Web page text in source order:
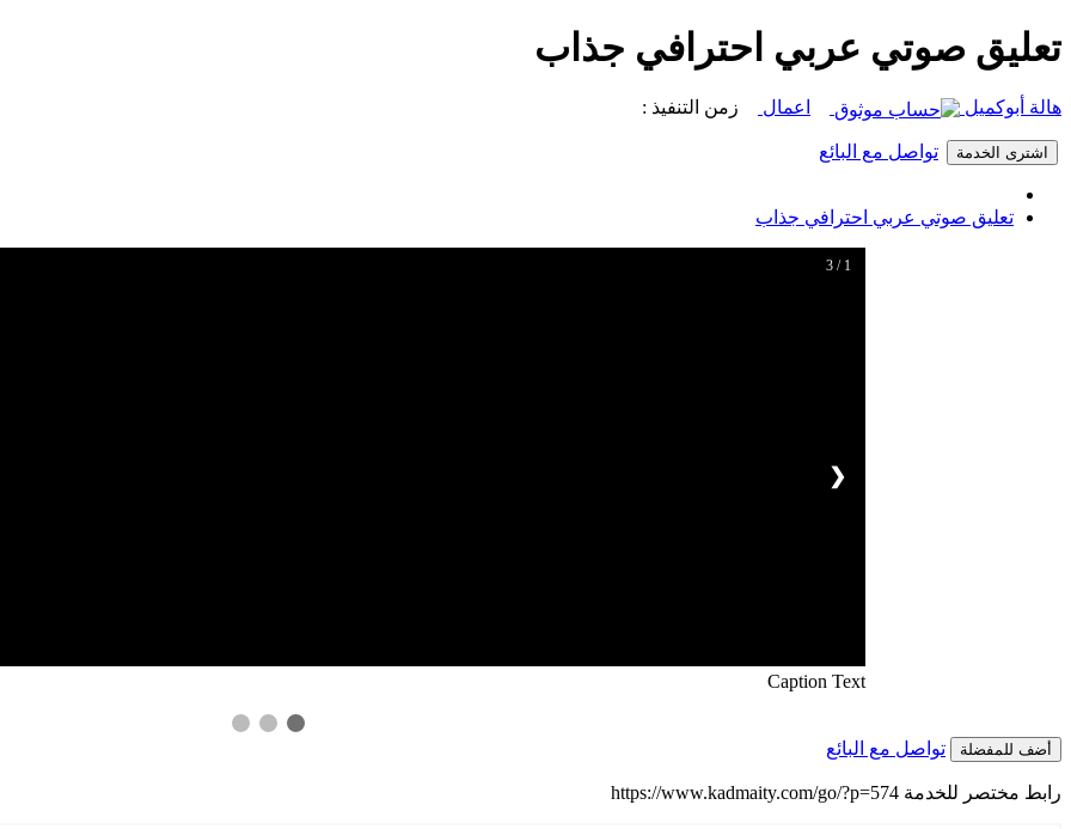
تعليق صوتي عربي احترافي جذاب
هالة أبوكميل اعمال زمن التنفيذ :
اشترى الخدمة تواصل مع البائع
تعليق صوتي عربي احترافي جذاب
1 / 3
Caption Text
❮
أضف للمفضلة تواصل مع البائع
رابط مختصر للخدمة https://www.kadmaity.com/go/?p=574